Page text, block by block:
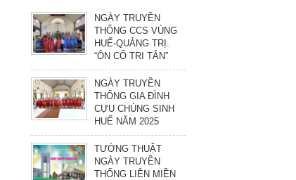
NGÀY TRUYỀN
THỐNG CCS VÙNG
HUẾ-QUẢNG TRỊ.
“ÔN CỐ TRI TÂN”
NGÀY TRUYỀN
THỐNG GIA ĐÌNH
CỰU CHỦNG SINH
HUẾ NĂM 2025
TƯỜNG THUẬT
NGÀY TRUYỀN
THỐNG LIÊN MIỀN